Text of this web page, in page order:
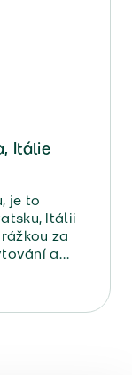
Itálie
je to
Itálii
za
a